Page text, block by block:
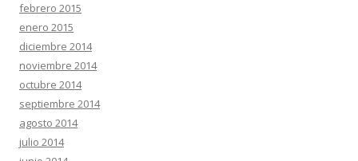
febrero 2015
enero 2015
diciembre 2014
noviembre 2014
octubre 2014
septiembre 2014
agosto 2014
julio 2014